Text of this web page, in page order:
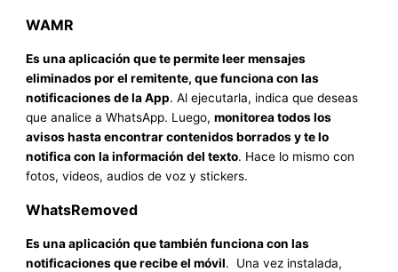
WAMR
Es una aplicación que te permite leer mensajes
eliminados por el remitente, que funciona con las
notificaciones de la App. Al ejecutarla, indica que deseas
que analice a WhatsApp. Luego,monitorea todos los
avisos hasta encontrar contenidos borrados y te lo
notifica con la información del texto. Hace lo mismo con
fotos, videos, audios de voz y stickers.
WhatsRemoved
Es una aplicación que también funciona con las
notificaciones que recibe el móvil. Una vez instalada,